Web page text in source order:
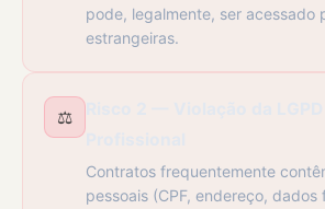
pode, legalmente, ser acessado
estrangeiras.
⚖️
Contratos frequentemente
pessoais (CPF, endereço, dados